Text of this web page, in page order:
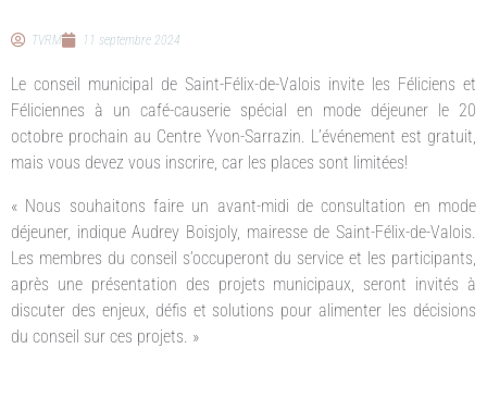
TVRM 11 septembre 2024
Le conseil municipal de Saint-Félix-de-Valois invite les Féliciens et
Féliciennes à un café-causerie spécial en mode déjeuner le 20
octobre prochain au Centre Yvon-Sarrazin. L’événement est gratuit,
mais vous devez vous inscrire, car les places sont limitées!
« Nous souhaitons faire un avant-midi de consultation en mode
déjeuner, indique Audrey Boisjoly, mairesse de Saint-Félix-de-Valois.
Les membres du conseil s’occuperont du service et les participants,
après une présentation des projets municipaux, seront invités à
discuter des enjeux, défis et solutions pour alimenter les décisions
du conseil sur ces projets. »